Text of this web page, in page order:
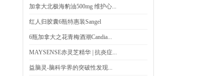
加拿大北极海豹油500mg 维护心...
红人归胶囊6瓶特惠装Sangel
6瓶加拿大之花青梅酒潮Candia...
MAYSENSE赤灵芝精华 | 抗炎症...
益脑灵-脑科学界的突破性发现...